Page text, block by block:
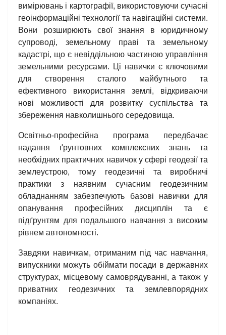
вимірювань і картографії, використовуючи сучасні
геоінформаційні технології та навігаційні системи.
Вони розширюють свої знання в юридичному
супроводі, земельному праві та земельному
кадастрі, що є невіддільною частиною управління
земельними ресурсами. Ці навички є ключовими
для створення сталого майбутнього та
ефективного використання землі, відкриваючи
нові можливості для розвитку суспільства та
збереження навколишнього середовища.
Освітньо-професійна програма передбачає
надання ґрунтовних комплексних знань та
необхідних практичних навичок у сфері геодезії та
землеустрою, тому геодезичні та виробничі
практики з наявним сучасним геодезичним
обладнанням забезпечують базові навички для
опанування професійних дисциплін та є
підґрунтям для подальшого навчання з високим
рівнем автономності.
Завдяки навичкам, отриманим під час навчання,
випускники можуть обіймати посади в державних
структурах, місцевому самоврядуванні, а також у
приватних геодезичних та землевпорядних
компаніях.